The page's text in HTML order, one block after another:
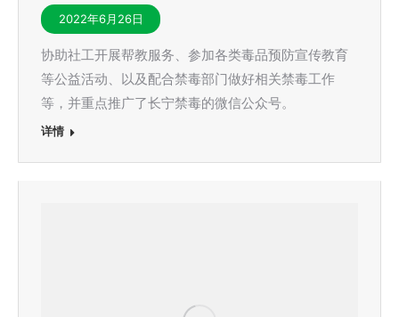
2022年6月26日
协助社工开展帮教服务、参加各类毒品预防宣传教育
等公益活动、以及配合禁毒部门做好相关禁毒工作
等，并重点推广了长宁禁毒的微信公众号。
详情